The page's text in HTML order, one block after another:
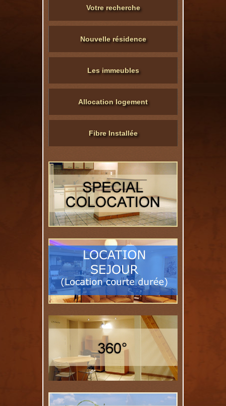
Votre recherche
Nouvelle résidence
Les immeubles
Allocation logement
Fibre Installée